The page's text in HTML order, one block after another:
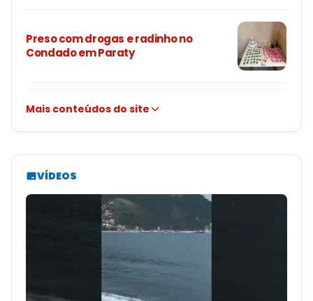
Preso com drogas e radinho no
Condado em Paraty
Mais conteúdos do site
VÍDEOS